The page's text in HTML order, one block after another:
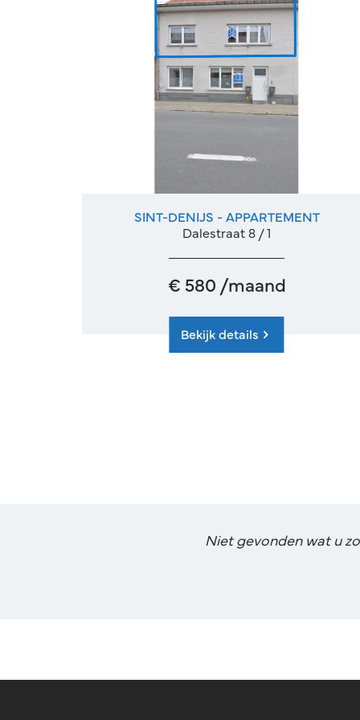
79 m² 1
SINT-DENIJS - APPARTEMENT
Dalestraat 8 / 1
€ 580 /maand
Bekijk details
Niet gevonden wat u